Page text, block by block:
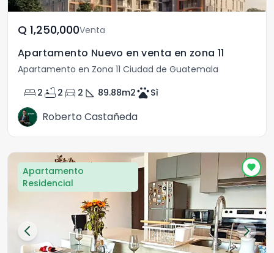
Q	1,250,000Venta
Apartamento Nuevo en venta en zona 11
Apartamento en Zona 11 Ciudad de Guatemala
bed 2 bathtub 2 directions_car 2 square_foot 89.88m2petsSì
Roberto Castañeda
Apartamento
Residencial